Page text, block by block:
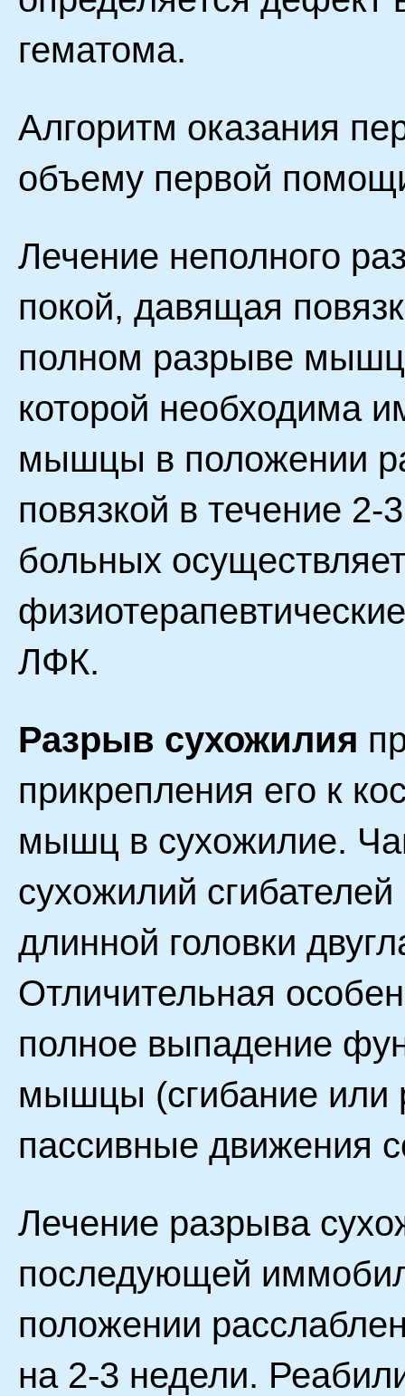
гематома.
Алгоритм оказания
объему первой
Лечение неполного
покой, давящая
полном разрыве
которой необходима
мышцы в положении
повязкой в течение
больных
ЛФК.
Разрыв сухожилия
прикрепления его к
мышц в сухожилие.
сухожилий
длинной головки
Отличительная
полное выпадение
мышцы (сгибание или
пассивные движения
Лечение разрыва
последующей
положении
на 2-3 недели.